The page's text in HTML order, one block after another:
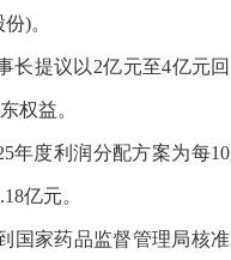
)。
长提议以2亿元至4亿元
权益。
年度利润分配方案为每10
亿元。
国家药品监督管理局核